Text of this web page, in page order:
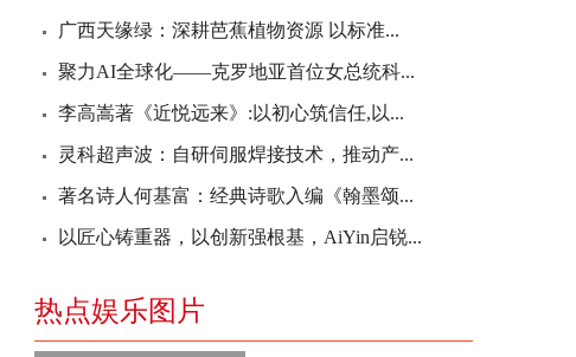
广西天缘绿：深耕芭蕉植物资源 以标准...
聚力AI全球化——克罗地亚首位女总统科...
李高嵩著《近悦远来》:以初心筑信任,以...
灵科超声波：自研伺服焊接技术，推动产...
著名诗人何基富：经典诗歌入编《翰墨颂...
以匠心铸重器，以创新强根基，AiYin启锐...
热点娱乐图片